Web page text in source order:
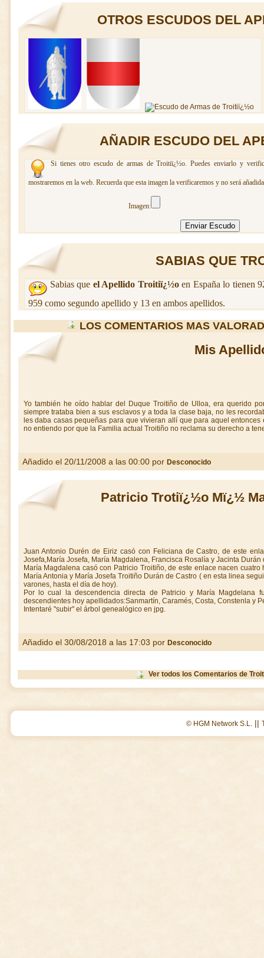
OTROS ESCUDOS DEL
AÑADIR ESCUDO DEL
Si tienes otro escudo de armas de Troitiï¿½o. Puedes enviarlo y
mostraremos en la web. Recuerda que esta imagen la verificaremos y no será
Imagen:
SABIAS QUE
Sabias que el Apellido Troitiï¿½oen España lo tienen
959 como segundo apellido y 13 en ambos apellidos.
LOS COMENTARIOS MAS
Mis
Yo también he oído hablar del Duque Troitiño de Ulloa, era querido
siempre trataba bien a sus esclavos y a toda la clase baja, no les
les daba casas pequeñas para que vivieran allí que para aquel
no entiendo por que la Familia actual Troitiño no reclama su derecho a
Añadido el 20/11/2008 a las 00:00 por Desconocido
Patricio Trotiï¿½o Mï¿½
Juan Antonio Durén de Eiriz casó con Feliciana de Castro, de este
Josefa,María Josefa, María Magdalena, Francisca Rosalía y Jacinta Durán
María Magdalena casó con Patricio Troitiño, de este enlace nacen
María Antonia y María Josefa Troitiño Durán de Castro ( en esta linea
varones, hasta el día de hoy).
Por lo cual la descendencia directa de Patricio y María Magdelana
descendientes hoy apellidados:Sanmartín, Caramés, Costa, Constenla y
Intentaré "subir" el árbol genealógico en jpg.
Añadido el 30/08/2018 a las 17:03 por Desconocido
Ver todos los Comentarios de
© HGM Network S.L. ||